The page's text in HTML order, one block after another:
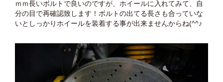
ｍｍ長いボルトで良いのですが、ホイールに入れてみて、自
分の目で再確認致します！ボルトの出てる長さも合っていな
いとしっかりホイールを装着する事が出来ませんからね(^^♪